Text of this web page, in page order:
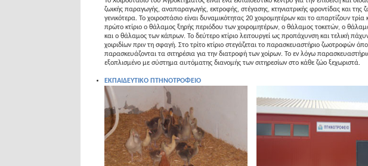
ζωικής παραγωγής, αναπαραγωγής, εκτροφής, στέγασης, κτηνιατρικής φροντίδας και της
γενικότερα. Το χοιροστάσιο είναι δυναμικότητας 20 χοιρομητέρων και το απαρτίζουν τρία
πρώτο κτίριο ο θάλαμος ξηρής περιόδου των χοιρομητέρων, ο θάλαμος τοκετών, ο
και ο θάλαμος των κάπρων. Το δεύτερο κτίριο λειτουργεί ως προπάχυνση και τελική
χοιριδίων πριν τη σφαγή. Στο τρίτο κτίριο στεγάζεται το παρασκευαστήριο ζωοτροφών
παρασκευάζονται τα σιτηρέσια για την διατροφή των χοίρων. Το εν λόγω
εξοπλισμένο με σύστημα αυτόματης διανομής των σιτηρεσίων στο κάθε ζώο ξεχωριστά.
ΕΚΠΑΙΔΕΥΤΙΚΟ ΠΤΗΝΟΤΡΟΦΕΙΟ